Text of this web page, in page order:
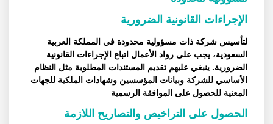
الإجراءات القانونية الضرورية
لتأسيس شركة ذات مسؤولية محدودة في المملكة العربية
السعودية، يجب على رواد الأعمال اتباع الإجراءات القانونية
الضرورية. ينبغي عليهم تقديم المستندات المطلوبة مثل النظام
الأساسي للشركة وبيانات المؤسسين وشهادات الملكية للجهات
المعنية للحصول على الموافقة الرسمية
الحصول على التراخيص والتصاريح اللازمة